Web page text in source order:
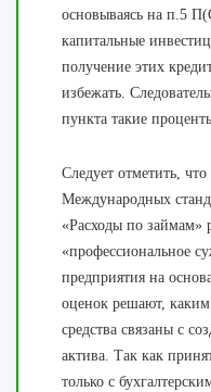
основываясь на п.5
капитальные
получение этих
избежать.
пункта такие
Следует отметить,
Международных
«Расходы по займам»
«профессиональное
предприятия на
оценок решают,
средства связаны с
актива. Так как
только с